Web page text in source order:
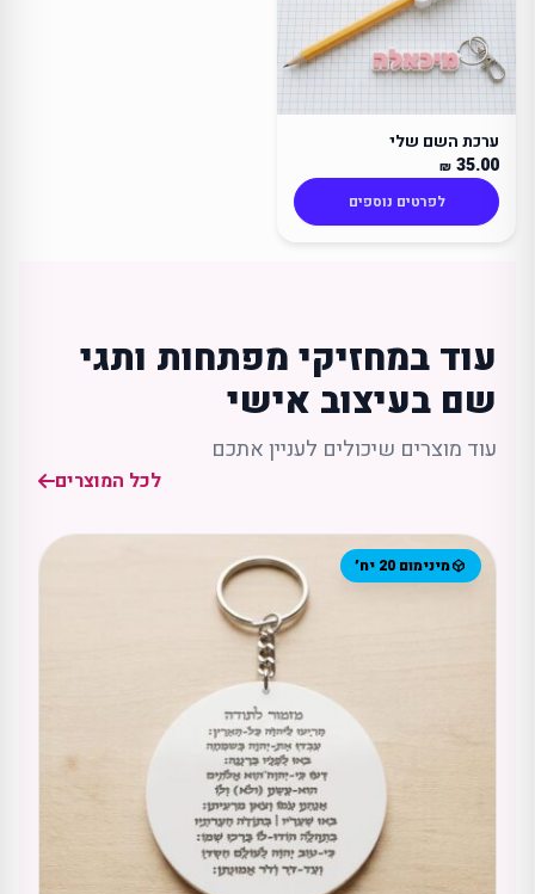
ערכת השם שלי
35.00
₪
לפרטים נוספים
עוד במחזיקי מפתחות ותגי
שם בעיצוב אישי
עוד מוצרים שיכולים לעניין אתכם
לכל המוצרים
מינימום 20 יח׳